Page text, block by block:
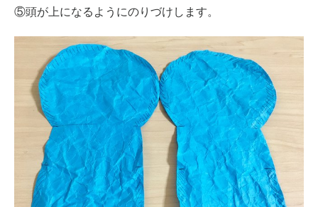
⑤頭が上になるようにのりづけします。